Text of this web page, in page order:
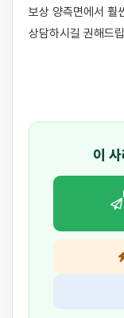
보상 양측면에서 훨
상담하시길 권해드
이